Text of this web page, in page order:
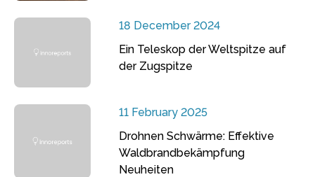
18 December 2024
Ein Teleskop der Weltspitze auf
der Zugspitze
11 February 2025
Drohnen Schwärme: Effektive
Waldbrandbekämpfung
Neuheiten